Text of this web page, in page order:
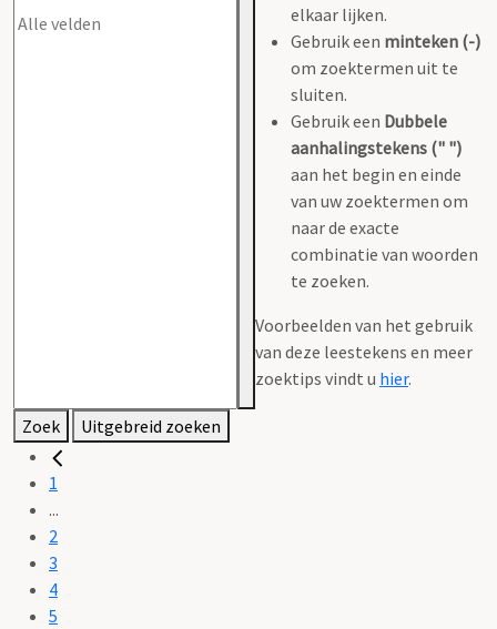
elkaar lijken.
Gebruik een minteken (-)
om zoektermen uit te
sluiten.
Gebruik een Dubbele
aanhalingstekens (" ")
aan het begin en einde
van uw zoektermen om
naar de exacte
combinatie van woorden
te zoeken.
Voorbeelden van het gebruik
van deze leestekens en meer
zoektips vindt u hier.
Zoek Uitgebreid zoeken
1
...
2
3
4
5